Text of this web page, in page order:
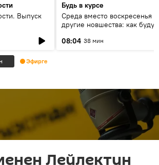
Выпуск
Будь в курсе
Среда вместо воскресенья и
другие новшества: как будут
08:04 38 мин
Эфирге
Лейлектин